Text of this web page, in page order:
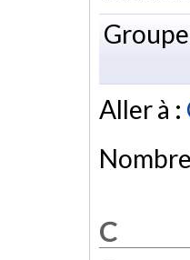
Aller à :
C